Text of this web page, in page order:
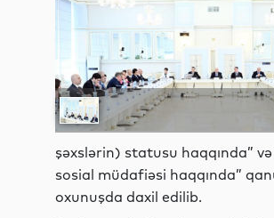
şəxslərin) statusu haqqında”
sosial müdafiəsi haqqında”
oxunuşda daxil edilib.